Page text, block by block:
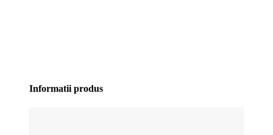
Informatii produs